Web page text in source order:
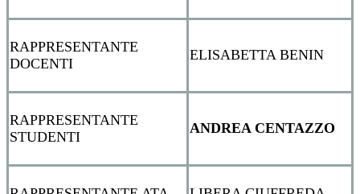
RAPPRESENTANTE
DOCENTI
ELISABETTA BENIN
RAPPRESENTANTE
STUDENTI
ANDREA CENTAZZO